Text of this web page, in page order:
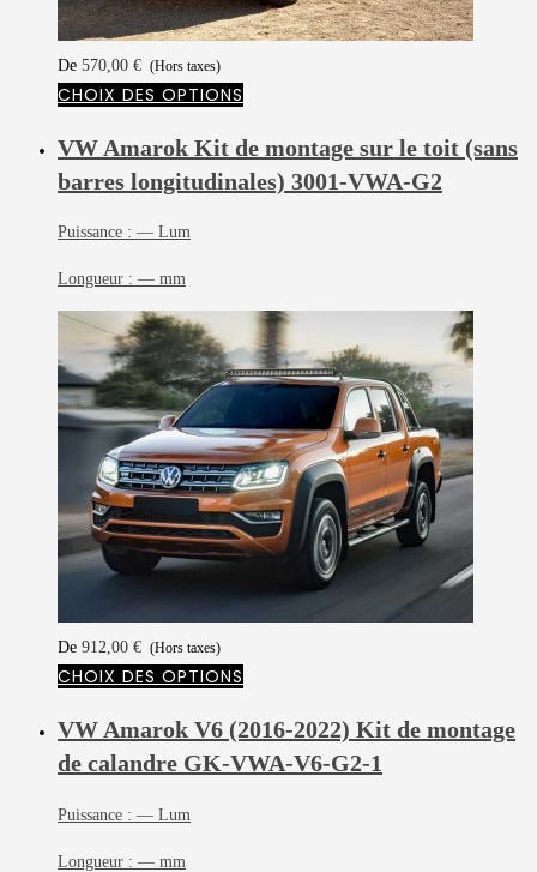
De 570,00 € (Hors taxes)
CHOIX DES OPTIONS
VW Amarok Kit de montage sur le toit (sans
barres longitudinales) 3001-VWA-G2
Puissance : — Lum
Longueur : — mm
De 912,00 € (Hors taxes)
CHOIX DES OPTIONS
VW Amarok V6 (2016-2022) Kit de montage
de calandre GK-VWA-V6-G2-1
Puissance : — Lum
Longueur : — mm